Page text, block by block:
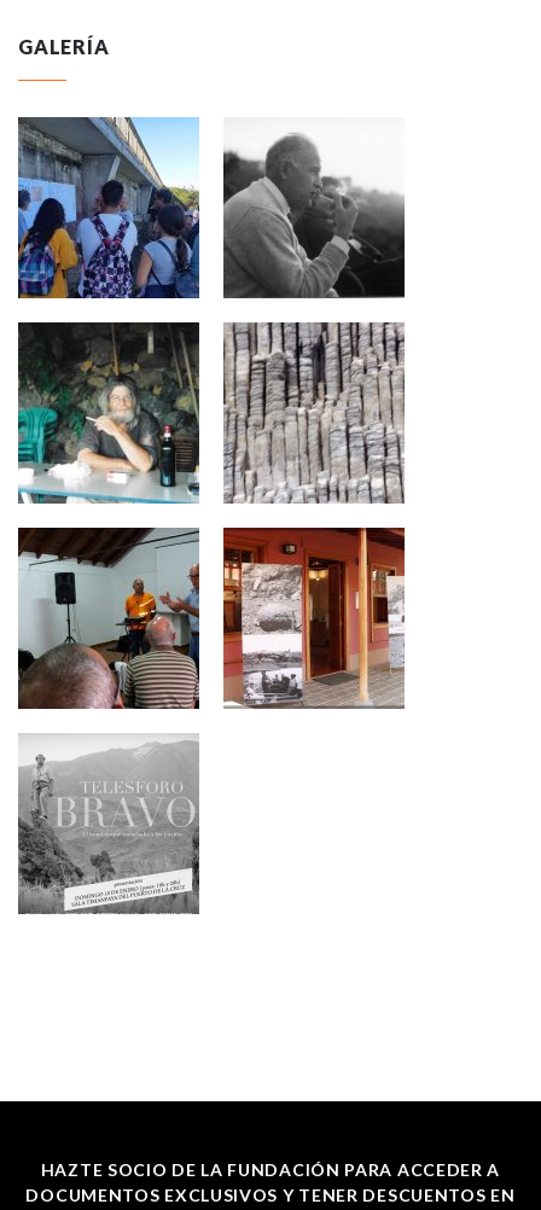
GALERÍA
HAZTE SOCIO DE LA FUNDACIÓN PARA ACCEDER A
DOCUMENTOS EXCLUSIVOS Y TENER DESCUENTOS EN